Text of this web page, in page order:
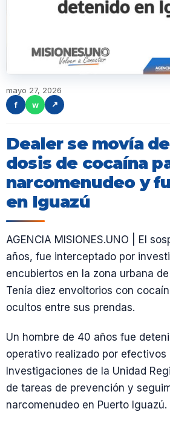
mayo 27, 2026
f
w ↗
Dealer se movía
dosis de cocaína
narcomenudeo y
en Iguazú
AGENCIA MISIONES.UNO | El
años, fue interceptado por
encubiertos en la zona urbana
Tenía diez envoltorios con
ocultos entre sus prendas.
Un hombre de 40 años fue
operativo realizado por efectivos
Investigaciones de la Unidad
de tareas de prevención y
narcomenudeo en Puerto Iguazú.